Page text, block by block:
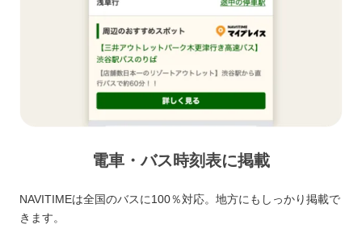
電車・バス時刻表に掲載
NAVITIMEは全国のバスに100％対応。地方にもしっかり掲載で
きます。